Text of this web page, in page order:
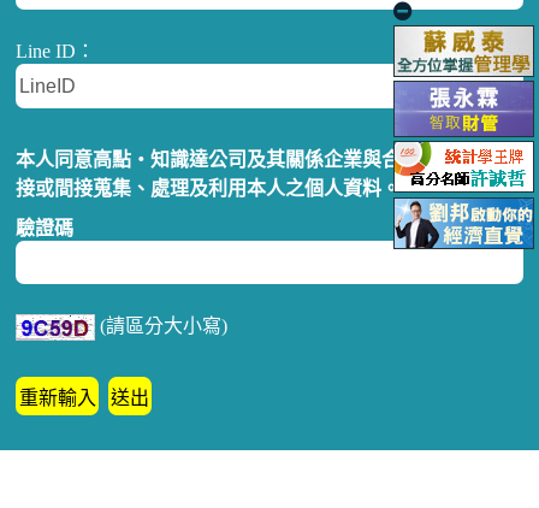
Line ID：
本人同意高點‧知識達公司及其關係企業與合作對象，得直
接或間接蒐集、處理及利用本人之個人資料。
驗證碼
(請區分大小寫)